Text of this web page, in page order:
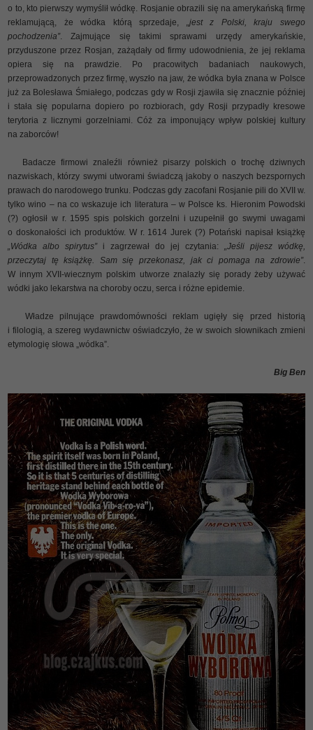
o to, kto pierwszy wymyślił wódkę. Rosjanie obrazili się na amerykańską firmę
reklamującą, że wódka którą sprzedaje,
„jest z Polski, kraju swego
pochodzenia”. Zajmujące się takimi sprawami urzędy amerykańskie,
przyduszone przez Rosjan, zażądały od firmy udowodnienia, że jej reklama
opiera się na prawdzie. Po pracowitych badaniach naukowych,
przeprowadzonych przez firmę, wyszło na jaw, że wódka była znana w Polsce
już za Bolesława Śmiałego, podczas gdy w Rosji zjawiła się znacznie później
i stała się popularna dopiero po rozbiorach, gdy Rosji przypadły kresowe
terytoria z licznymi gorzelniami. Cóż za imponujący wpływ polskiej kultury
na zaborców!
Badacze firmowi znaleźli również pisarzy polskich o trochę dziwnych
nazwiskach, którzy swymi utworami świadczą jakoby o naszych bezspornych
prawach do narodowego trunku. Podczas gdy zacofani Rosjanie pili do XVII w.
tylko wino – na co wskazuje ich literatura – w Polsce ks. Hieronim Powodski
(?) ogłosił w r. 1595 spis polskich gorzelni i uzupełnił go swymi uwagami
o doskonałości ich produktów. W r. 1614 Jurek (?) Potański napisał książkę
„Wódka albo spirytus”i zagrzewał do jej czytania:
„Jeśli pijesz wódkę,
przeczytaj tę książkę. Sam się przekonasz, jak ci pomaga na zdrowie”.
W innym XVII-wiecznym polskim utworze znalazły się porady żeby używać
wódki jako lekarstwa na choroby oczu, serca i różne epidemie.
Władze pilnujące prawdomówności reklam ugięły się przed historią
i filologią, a szereg wydawnictw oświadczyło, że w swoich słownikach zmieni
etymologię słowa „wódka”.
Big Ben